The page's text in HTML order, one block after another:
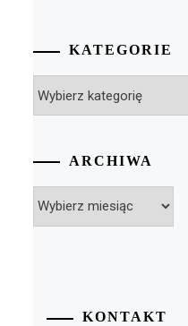
KATEGORIE
ARCHIWA
KONTAKT